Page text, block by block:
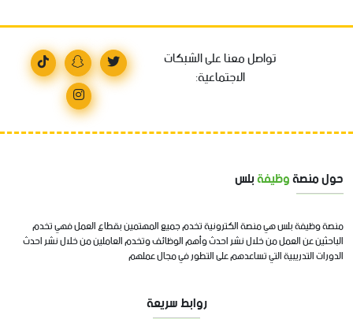
تواصل معنا على الشبكات
الاجتماعية:
حول منصةوظيفةبلس
منصة وظيفة بلس هي منصة الكترونية تخدم جميع المهتمين بقطاع العمل فهي تخدم
الباحثين عن العمل من خلال نشر احدث وأهم الوظائف وتخدم العاملين من خلال نشر احدث
الدورات التدريبية التي تساعدهم على التطور في مجال عملهم
روابط سريعة